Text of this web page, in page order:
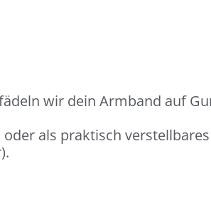
wir dein Armband auf
als praktisch